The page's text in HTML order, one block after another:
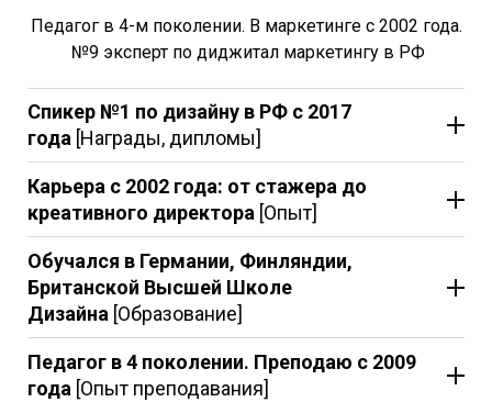
Педагог в 4-м поколении. В маркетинге с 2002 года.
№9 эксперт по диджитал маркетингу в РФ
Спикер №1 по дизайну в РФ с 2017
года [Награды, дипломы]
Карьера с 2002 года: от стажера до
креативного директора [Опыт]
Обучался в Германии, Финляндии,
Британской Высшей Школе
Дизайна [Образование]
Педагог в 4 поколении. Преподаю с 2009
года [Опыт преподавания]